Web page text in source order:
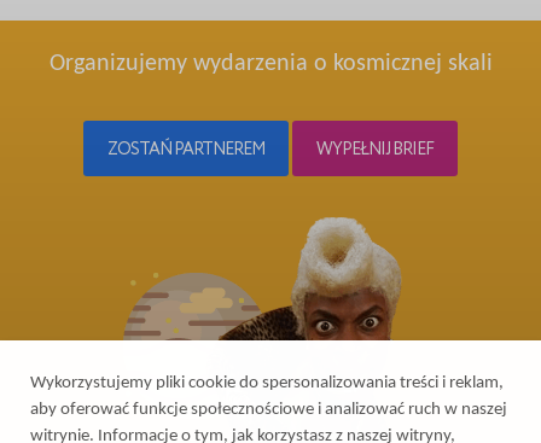
Organizujemy wydarzenia o kosmicznej skali
ZOSTAŃ PARTNEREM WYPEŁNIJ BRIEF
Wykorzystujemy pliki cookie do spersonalizowania treści i reklam,
aby oferować funkcje społecznościowe i analizować ruch w naszej
witrynie. Informacje o tym, jak korzystasz z naszej witryny,